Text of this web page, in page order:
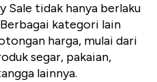
Sale tidak hanya berlaku
kategori lain
harga, mulai dari
segar, pakaian,
lainnya.